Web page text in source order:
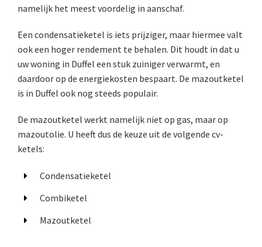
namelijk het meest voordelig in aanschaf.
Een condensatieketel is iets prijziger, maar hiermee valt
ook een hoger rendement te behalen. Dit houdt in dat u
uw woning in Duffel een stuk zuiniger verwarmt, en
daardoor op de energiekosten bespaart. De mazoutketel
is in Duffel ook nog steeds populair.
De mazoutketel werkt namelijk niet op gas, maar op
mazoutolie. U heeft dus de keuze uit de volgende cv-
ketels:
Condensatieketel
Combiketel
Mazoutketel